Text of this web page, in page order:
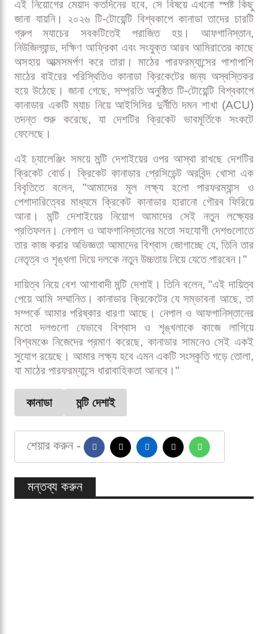
কানাডা ক্রিকেট দলের প্রধান কোচ হিসেবে দায়িত্ব গ্রহণ করেছেন
মন্টি দেশাই। নেপাল ও আফগানিস্তানের মতো উদীয়মান ক্রিকেট
দলকে সাফল্যের পথ দেখানো অভিজ্ঞ এই কোচের কাঁধে এখন
কানাডা ক্রিকেটের হাল ফেরানোর গুরুদায়িত্ব। এমন এক টালমাটাল
সময়ে তিনি দায়িত্ব নিলেন, যখন কানাডা ক্রিকেট বড় ধরনের
সংকটের মধ্য দিয়ে যাচ্ছে।
এই নিয়োগের মেয়াদ কতদিনের হবে, সে বিষয়ে এখনো স্পষ্ট কিছু
জানা যায়নি। ২০২৬ টি-টোয়েন্টি বিশ্বকাপে কানাডা তাদের চারটি
গ্রুপ ম্যাচের সবকটিতেই পরাজিত হয়। আফগানিস্তান,
নিউজিল্যান্ড, দক্ষিণ আফ্রিকা এবং সংযুক্ত আরব আমিরাতের কাছে
অসহায় আত্মসমর্পণ করে তারা। মাঠের পারফরম্যান্সের পাশাপাশি
মাঠের বাইরের পরিস্থিতিও কানাডা ক্রিকেটের জন্য অস্বস্তিকর
হয়ে উঠেছে। জানা গেছে, সম্প্রতি অনুষ্ঠিত টি-টোয়েন্টি বিশ্বকাপে
কানাডার একটি ম্যাচ নিয়ে আইসিসির দুর্নীতি দমন শাখা (ACU)
তদন্ত শুরু করেছে, যা দেশটির ক্রিকেট ভাবমূর্তিকে সংকটে
ফেলেছে।
এই চ্যালেঞ্জিং সময়ে মন্টি দেশাইয়ের ওপর আস্থা রাখছে দেশটির
ক্রিকেট বোর্ড। ক্রিকেট কানাডার প্রেসিডেন্ট অরবিন্দ খোসা এক
বিবৃতিতে বলেন, "আমাদের মূল লক্ষ্য হলো পারফরম্যান্স ও
পেশাদারিত্বের মাধ্যমে ক্রিকেট কানাডার হারানো গৌরব ফিরিয়ে
আনা। মন্টি দেশাইয়ের নিয়োগ আমাদের সেই নতুন লক্ষ্যের
প্রতিফলন। নেপাল ও আফগানিস্তানের মতো সহযোগী দেশগুলোতে
তার কাজ করার অভিজ্ঞতা আমাদের বিশ্বাস জোগাচ্ছে যে, তিনি তার
নেতৃত্ব ও শৃঙ্খলা দিয়ে দলকে নতুন উচ্চতায় নিয়ে যেতে পারবেন।"
দায়িত্ব নিয়ে বেশ আশাবাদী মন্টি দেশাই। তিনি বলেন, "এই দায়িত্ব
পেয়ে আমি সম্মানিত। কানাডার ক্রিকেটের যে সম্ভাবনা আছে, তা
সম্পর্কে আমার পরিষ্কার ধারণা আছে। নেপাল ও আফগানিস্তানের
মতো দলগুলো যেভাবে বিশ্বাস ও শৃঙ্খলাকে কাজে লাগিয়ে
বিশ্বমঞ্চে নিজেদের প্রমাণ করেছে, কানাডার সামনেও সেই একই
সুযোগ রয়েছে। আমার লক্ষ্য হবে এমন একটি সংস্কৃতি গড়ে তোলা,
যা মাঠের পারফরম্যান্সে ধারাবাহিকতা আনবে।"